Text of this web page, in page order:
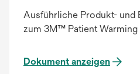
Ausführliche Produkt- und
zum 3M™ Patient
Dokument anzeigen